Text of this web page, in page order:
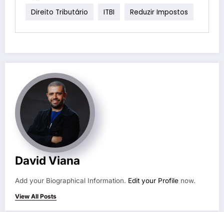
Direito Tributário ITBI Reduzir Impostos
David Viana
Add your Biographical Information. Edit your Profile now.
View All Posts